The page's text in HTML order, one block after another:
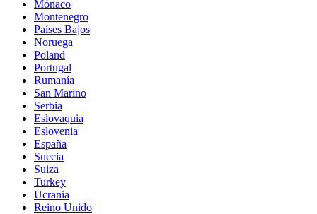
Mónaco
Montenegro
Países Bajos
Noruega
Poland
Portugal
Rumanía
San Marino
Serbia
Eslovaquia
Eslovenia
España
Suecia
Suiza
Turkey
Ucrania
Reino Unido